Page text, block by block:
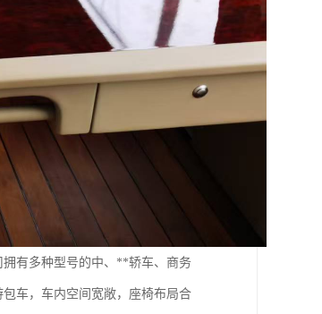
有多种型号的中、**轿车、商务
车，车内空间宽敞，座椅布局合